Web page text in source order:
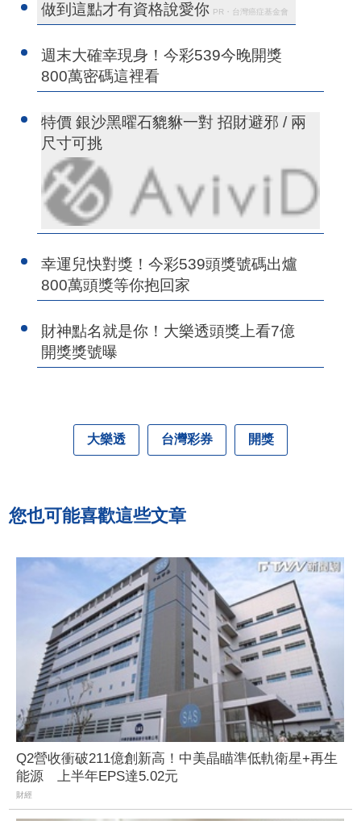
做到這點才有資格說愛你 PR・台灣癌症基金會
週末大確幸現身！今彩539今晚開獎
800萬密碼這裡看
特價 銀沙黑曜石貔貅一對 招財避邪 / 兩
尺寸可挑
幸運兒快對獎！今彩539頭獎號碼出爐
800萬頭獎等你抱回家
財神點名就是你！大樂透頭獎上看7億
開獎獎號曝
大樂透 台灣彩券 開獎
您也可能喜歡這些文章
Q2營收衝破211億創新高！中美晶瞄準低軌衛星+再生
能源 上半年EPS達5.02元
財經